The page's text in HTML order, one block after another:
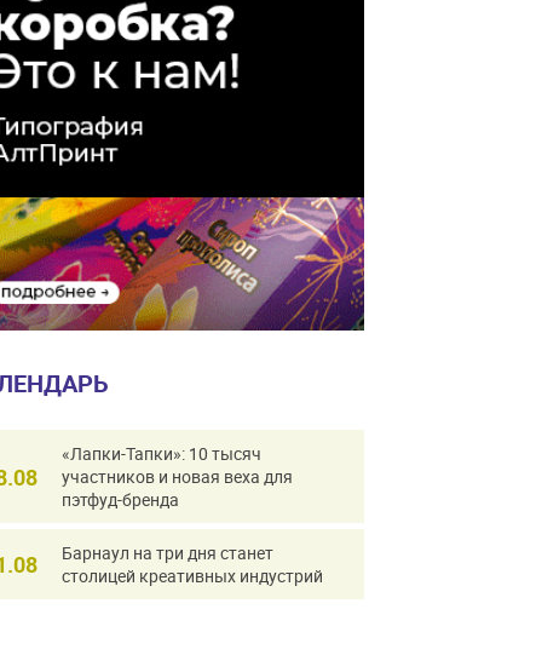
«Лапки-Тапки»: 10 тысяч
участников и новая веха для
пэтфуд-бренда
Барнаул на три дня станет
столицей креативных индустрий